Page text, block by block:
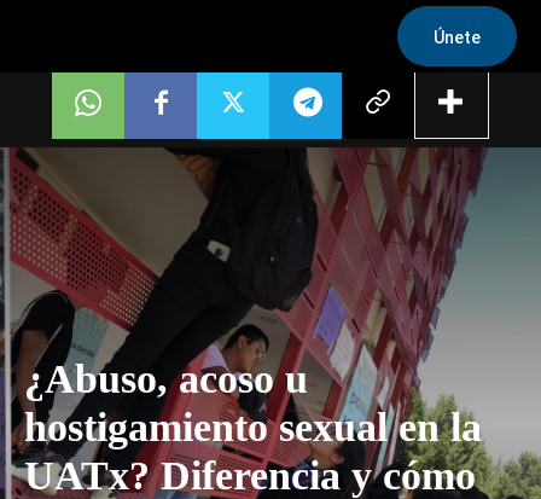
Únete
¿Abuso, acoso u
hostigamiento sexual en la
UATx? Diferencia y cómo